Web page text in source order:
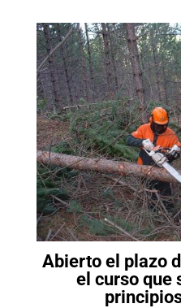
Abierto el plazo
el curso que